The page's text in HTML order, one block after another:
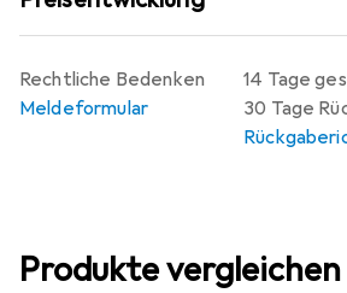
14 Tage
30 Tage
Rechtliche Bedenken
Meldeformular
Produkte vergleichen